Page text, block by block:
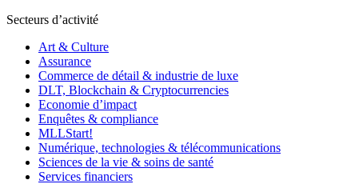
Secteurs d’activité
Art & Culture
Assurance
Commerce de détail & industrie de luxe
DLT, Blockchain & Cryptocurrencies
Economie d’impact
Enquêtes & compliance
MLLStart!
Numérique, technologies & télécommunications
Sciences de la vie & soins de santé
Services financiers